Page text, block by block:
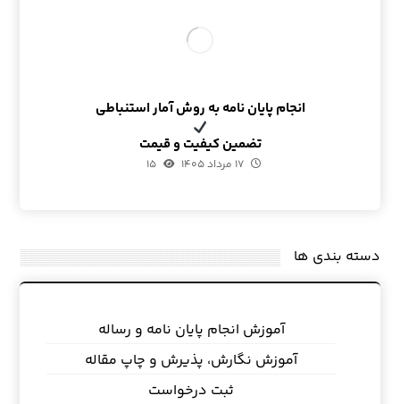
انجام پایان نامه به روش آمار استنباطی
تضمین کیفیت و قیمت
۱۷ مرداد ۱۴۰۵ ۱۵
دسته بندی ها
آموزش انجام پایان نامه و رساله
آموزش نگارش، پذیرش و چاپ مقاله
ثبت درخواست